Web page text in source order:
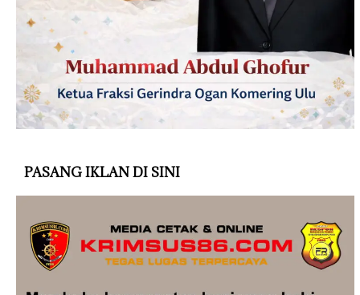
PASANG IKLAN DI SINI